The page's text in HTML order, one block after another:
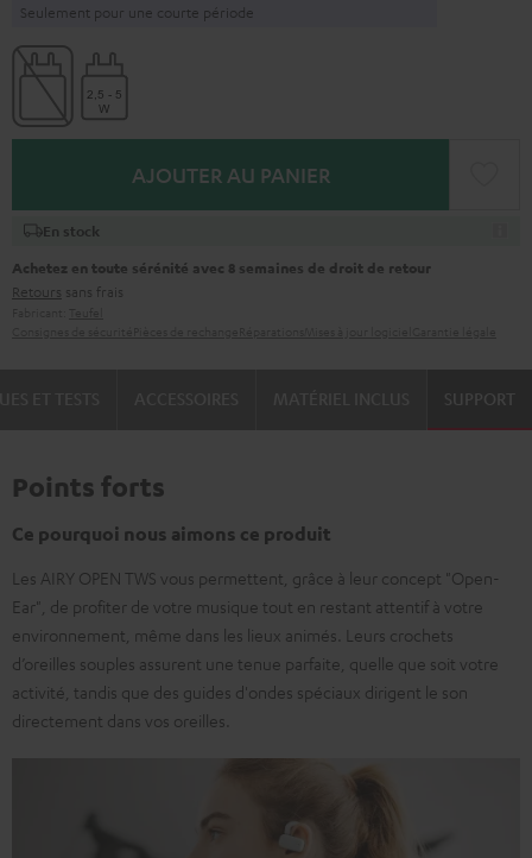
Seulement pour une courte période
AJOUTER AU PANIER
En stock
Achetez en toute sérénité avec 8 semaines de droit de retour
Retours sans frais
SUPPORT
Points forts
Ce pourquoi nous aimons ce produit
Les AIRY OPEN TWS vous permettent, grâce à leur concept "Open-
Ear", de profiter de votre musique tout en restant attentif à votre
environnement, même dans les lieux animés. Leurs crochets
d’oreilles souples assurent une tenue parfaite, quelle que soit votre
activité, tandis que des guides d'ondes spéciaux dirigent le son
directement dans vos oreilles.